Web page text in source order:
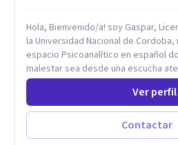
Hola, Bienvenido/a! soy Gaspar,
la Universidad Nacional de
espacio Psicoanalítico en español
malestar sea desde una escucha
rescatando lo singular de cada
Considero que todas las personas
sufrir y cada una por cuestiones
espacio donde se le dará un lugar a
singulares de cada uno, para luego
Ver perfil
Contactar